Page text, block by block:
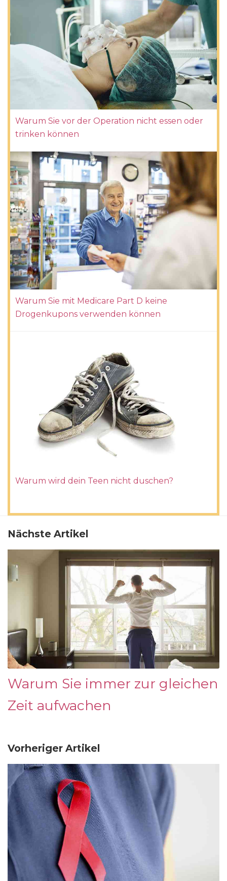
Warum Sie vor der Operation nicht essen oder
trinken können
Warum Sie mit Medicare Part D keine
Drogenkupons verwenden können
Warum wird dein Teen nicht duschen?
Nächste Artikel
Warum Sie immer zur gleichen
Zeit aufwachen
Vorheriger Artikel